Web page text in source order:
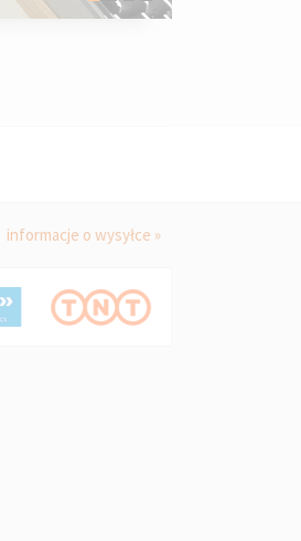
informacje o wysyłce »